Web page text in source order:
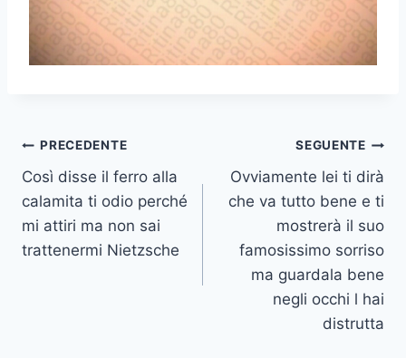
Navigazione
articoli
PRECEDENTE
Così disse il ferro alla
calamita ti odio perché
mi attiri ma non sai
trattenermi Nietzsche
SEGUENTE
Ovviamente lei ti dirà
che va tutto bene e ti
mostrerà il suo
famosissimo sorriso
ma guardala bene
negli occhi l hai
distrutta